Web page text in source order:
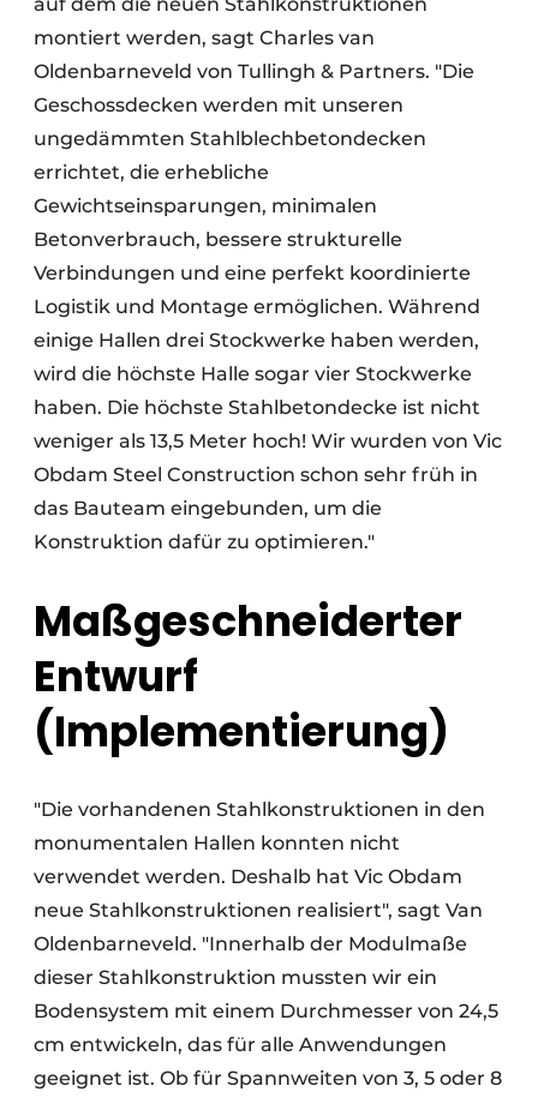
montiert werden, sagt Charles van
Oldenbarneveld von Tullingh & Partners. "Die
Geschossdecken werden mit unseren
ungedämmten Stahlblechbetondecken
errichtet, die erhebliche
Gewichtseinsparungen, minimalen
Betonverbrauch, bessere strukturelle
Verbindungen und eine perfekt koordinierte
Logistik und Montage ermöglichen. Während
einige Hallen drei Stockwerke haben werden,
wird die höchste Halle sogar vier Stockwerke
haben. Die höchste Stahlbetondecke ist nicht
weniger als 13,5 Meter hoch! Wir wurden von Vic
Obdam Steel Construction schon sehr früh in
das Bauteam eingebunden, um die
Konstruktion dafür zu optimieren."
Maßgeschneiderter
Entwurf
(Implementierung)
"Die vorhandenen Stahlkonstruktionen in den
monumentalen Hallen konnten nicht
verwendet werden. Deshalb hat Vic Obdam
neue Stahlkonstruktionen realisiert", sagt Van
Oldenbarneveld. "Innerhalb der Modulmaße
dieser Stahlkonstruktion mussten wir ein
Bodensystem mit einem Durchmesser von 24,5
cm entwickeln, das für alle Anwendungen
geeignet ist. Ob für Spannweiten von 3, 5 oder 8